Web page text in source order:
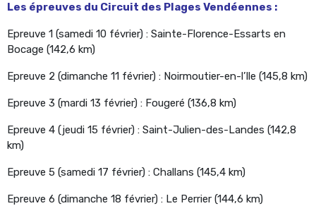
Les épreuves du Circuit des Plages Vendéennes :
Epreuve 1 (samedi 10 février) : Sainte-Florence-Essarts en
Bocage (142,6 km)
Epreuve 2 (dimanche 11 février) : Noirmoutier-en-l’Ile (145,8 km)
Epreuve 3 (mardi 13 février) : Fougeré (136,8 km)
Epreuve 4 (jeudi 15 février) : Saint-Julien-des-Landes (142,8
km)
Epreuve 5 (samedi 17 février) : Challans (145,4 km)
Epreuve 6 (dimanche 18 février) : Le Perrier (144,6 km)